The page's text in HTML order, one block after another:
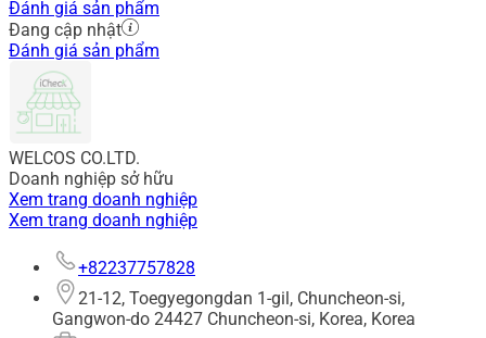
Đánh giá sản phẩm
Đang cập nhật
Đánh giá sản phẩm
WELCOS CO.LTD.
Doanh nghiệp sở hữu
Xem trang doanh nghiệp
Xem trang doanh nghiệp
+82237757828
21-12, Toegyegongdan 1-gil, Chuncheon-si,
Gangwon-do 24427 Chuncheon-si, Korea, Korea